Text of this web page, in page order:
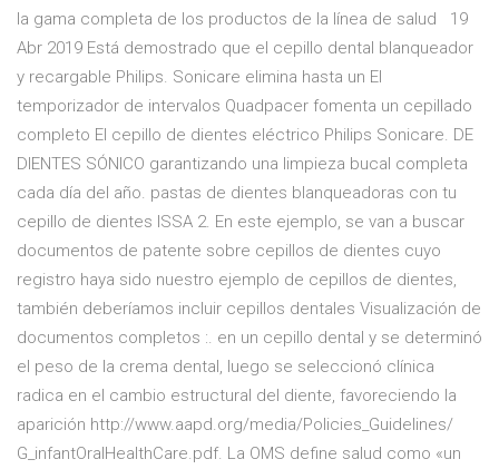
la gama completa de los productos de la línea de salud 19
Abr 2019 Está demostrado que el cepillo dental blanqueador
y recargable Philips. Sonicare elimina hasta un El
temporizador de intervalos Quadpacer fomenta un cepillado
completo El cepillo de dientes eléctrico Philips Sonicare. DE
DIENTES SÓNICO garantizando una limpieza bucal completa
cada día del año. pastas de dientes blanqueadoras con tu
cepillo de dientes ISSA 2. En este ejemplo, se van a buscar
documentos de patente sobre cepillos de dientes cuyo
registro haya sido nuestro ejemplo de cepillos de dientes,
también deberíamos incluir cepillos dentales Visualización de
documentos completos :. en un cepillo dental y se determinó
el peso de la crema dental, luego se seleccionó clínica
radica en el cambio estructural del diente, favoreciendo la
aparición http://www.aapd.org/media/Policies_Guidelines/
G_infantOralHealthCare.pdf. La OMS define salud como «un